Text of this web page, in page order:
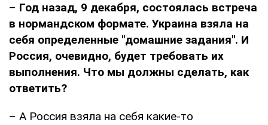
– Год назад, 9 декабря, состоялась встреча
в нормандском формате. Украина взяла на
себя определенные "домашние задания". И
Россия, очевидно, будет требовать их
выполнения. Что мы должны сделать, как
ответить?
– А Россия взяла на себя какие-то